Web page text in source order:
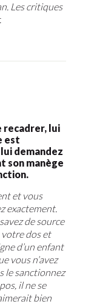
Les critiques
recadrer, lui
est
demandez
son manège
et vous
exactement.
de source
votre dos et
d’un enfant
vous n’avez
le sanctionnez
il ne se
bien